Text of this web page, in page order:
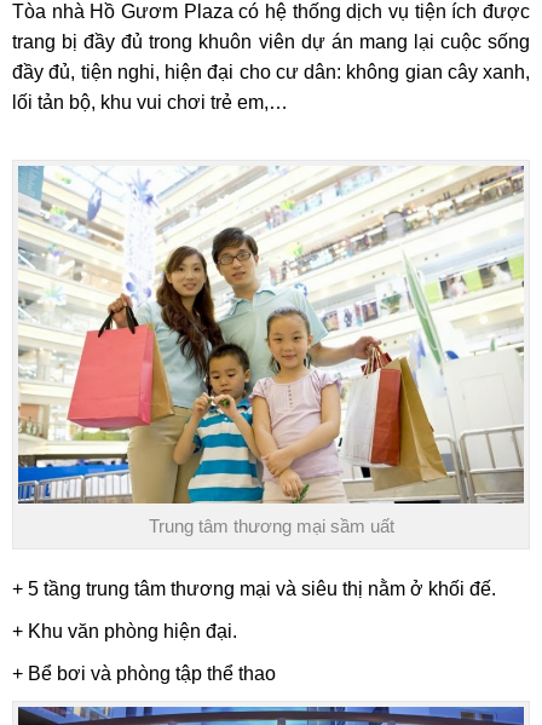
Tòa nhà Hồ Gươm Plazacó hệ thống dịch vụ tiện ích được
trang bị đầy đủ trong khuôn viên dự án mang lại cuộc sống
đầy đủ, tiện nghi, hiện đại cho cư dân: không gian cây xanh,
lối tản bộ, khu vui chơi trẻ em,…
Trung tâm thương mại sầm uất
+ 5 tầng trung tâm thương mại và siêu thị nằm ở khối đế.
+ Khu văn phòng hiện đại.
+ Bể bơi và phòng tập thể thao